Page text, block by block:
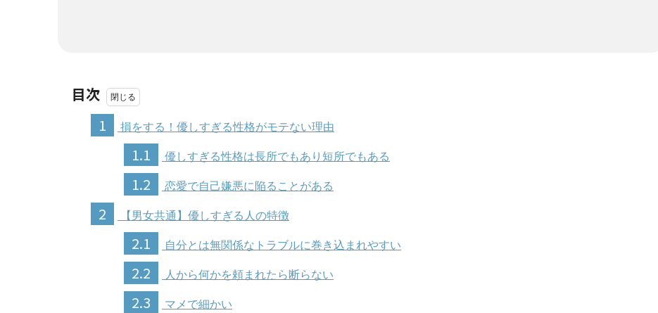
目次
1
損をする！優しすぎる性格がモテない理由
1.1 優しすぎる性格は長所でもあり短所でもある
1.2 恋愛で自己嫌悪に陥ることがある
2 【男女共通】優しすぎる人の特徴
2.1 自分とは無関係なトラブルに巻き込まれやすい
2.2 人から何かを頼まれたら断らない
2.3 マメで細かい